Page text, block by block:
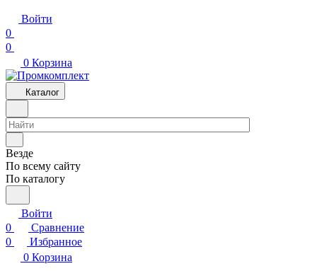
Войти
0
0
0 Корзина
Каталог
Везде
По всему сайту
По каталогу
Войти
0
Сравнение
0
Избранное
0 Корзина